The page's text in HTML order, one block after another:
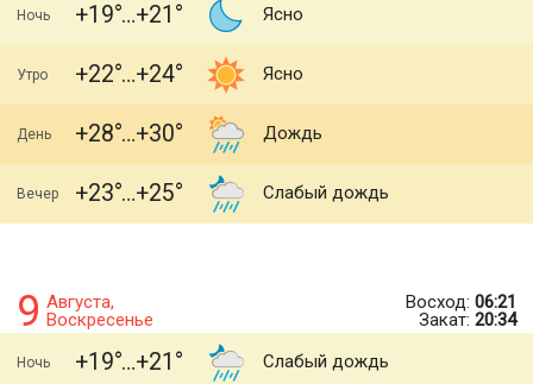
Ночь +19 +21 Ясно
Утро +22 +24 Ясно
День +28 +30 Дождь
Вечер +23 +25 Слабый дождь
9 Августа,
Воскресенье
Восход: 06:21
Закат: 20:34
Ночь +19 +21 Слабый дождь